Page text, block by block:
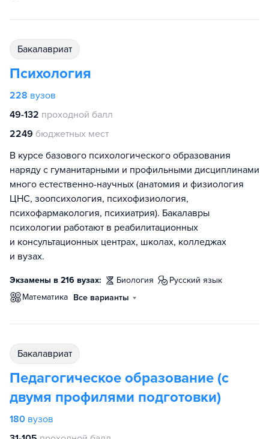
бакалавриат
Психология
228 вузов
49-132 проходной балл
2249 бюджетных мест
В курсе базового психологического образования
наряду с гуманитарными и профильными дисциплинами
много естественно-научных (анатомия и физиология
ЦНС, зоопсихология, психофизиология,
психофармакология, психиатрия). Бакалавры
психологии работают в реабилитационных
и консультационных центрах, школах, колледжах
и вузах.
Экзамены в 216 вузах: биология
русский язык
математика Все варианты
бакалавриат
Педагогическое образование (с
двумя профилями подготовки)
180 вузов